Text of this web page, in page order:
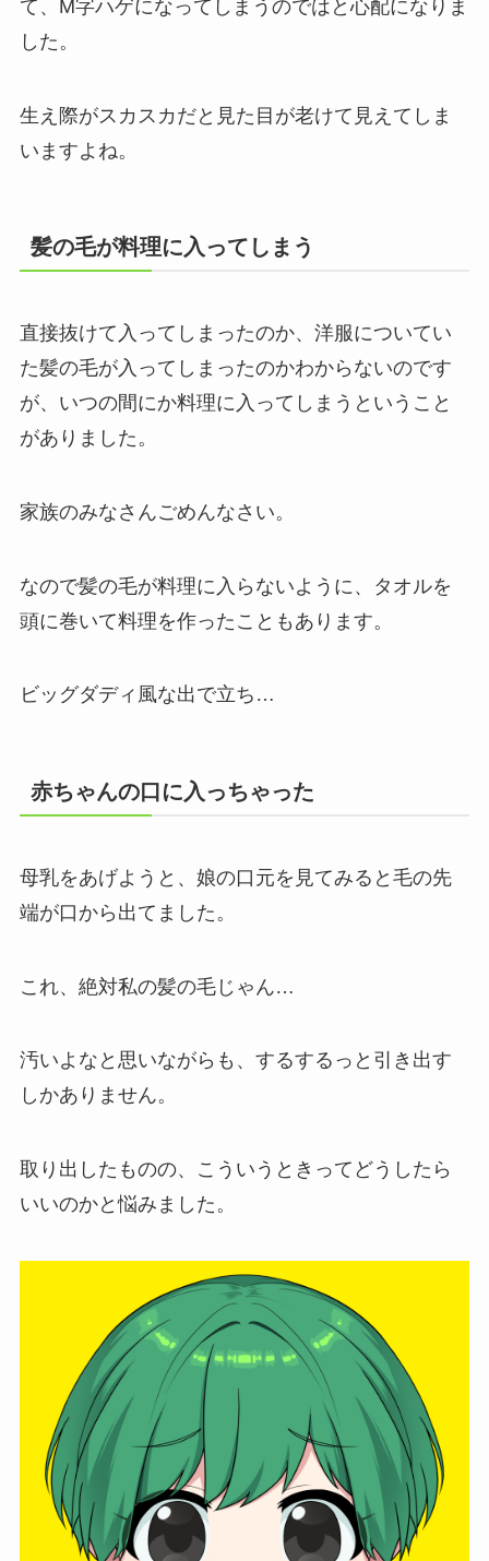
て、M字ハゲになってしまうのではと心配になりま
した。
生え際がスカスカだと見た目が老けて見えてしま
いますよね。
髪の毛が料理に入ってしまう
直接抜けて入ってしまったのか、洋服についてい
た髪の毛が入ってしまったのかわからないのです
が、いつの間にか料理に入ってしまうということ
がありました。
家族のみなさんごめんなさい。
なので髪の毛が料理に入らないように、タオルを
頭に巻いて料理を作ったこともあります。
ビッグダディ風な出で立ち…
赤ちゃんの口に入っちゃった
母乳をあげようと、娘の口元を見てみると毛の先
端が口から出てました。
これ、絶対私の髪の毛じゃん…
汚いよなと思いながらも、するするっと引き出す
しかありません。
取り出したものの、こういうときってどうしたら
いいのかと悩みました。